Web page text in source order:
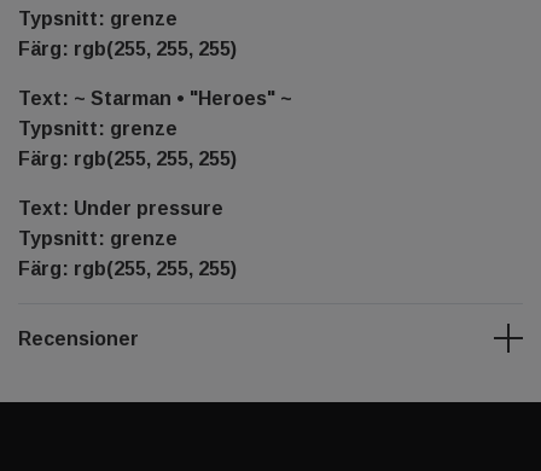
Typsnitt: grenze
Färg: rgb(255, 255, 255)
Text: ~ Starman • "Heroes" ~
Typsnitt: grenze
Färg: rgb(255, 255, 255)
Text: Under pressure
Typsnitt: grenze
Färg: rgb(255, 255, 255)
Recensioner